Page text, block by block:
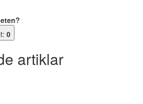
0
artiklar